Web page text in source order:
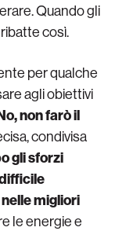
Quando gli
così.
per qualche
agli obiettivi
non farò il
condivisa
gli sforzi
migliori
le energie e